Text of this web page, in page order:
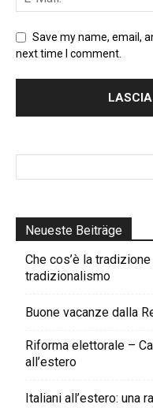
Save my name, email,
next time I comment.
Neueste Beiträge
Che cos’è la
tradizionalismo
Buone vacanze dalla
Riforma elettorale –
all’estero
Italiani all’estero: una